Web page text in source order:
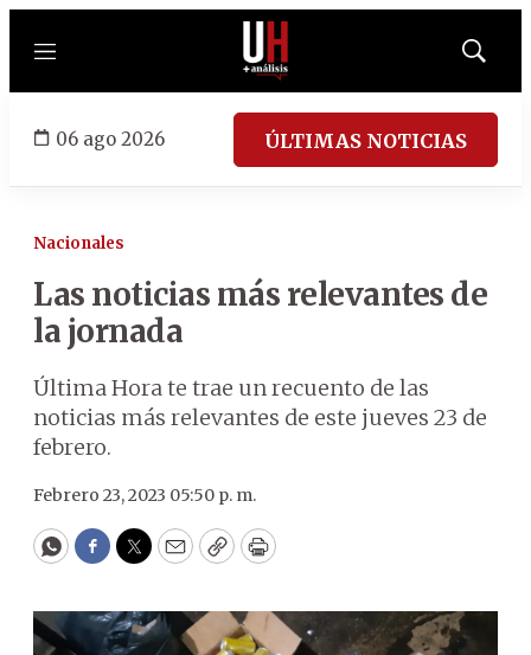
Menú
Mostrar
06 ago 2026 ÚLTIMAS NOTICIAS
Nacionales
Las noticias más relevantes de
la jornada
Última Hora te trae un recuento de las
noticias más relevantes de este jueves 23 de
febrero.
Febrero 23, 2023 05:50 p. m.
WhatsApp
Facebook
Twitter
EmailCopyPrint